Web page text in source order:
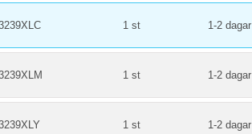
1 st 1-2 dagar
1 st 1-2 dagar
1 st 1-2 dagar